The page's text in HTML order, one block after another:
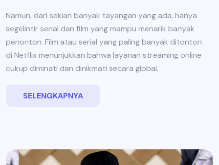
Namun, dari sekian banyak tayangan yang ada, hanya
segelintir serial dan film yang mampu menarik banyak
penonton. Film atau serial yang paling banyak ditonton
di Netflix menunjukkan bahwa layanan streaming online
cukup diminati dan dinikmati secara global.
SELENGKAPNYA